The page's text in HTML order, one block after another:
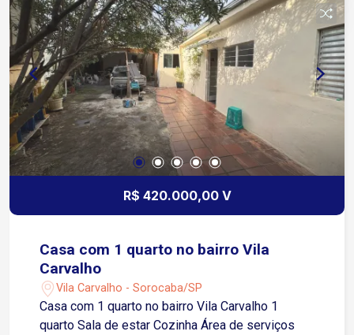
R$ 420.000,00 V
Casa com 1 quarto no bairro Vila
Carvalho
Vila Carvalho - Sorocaba/SP
Casa com 1 quarto no bairro Vila Carvalho 1
quarto Sala de estar Cozinha Área de serviços